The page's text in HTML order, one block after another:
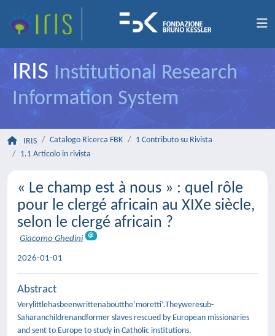
IRIS Institutional Research
Information System
IRIS Catalogo Ricerca FBK
1 Contributo su Rivista
1.1 Articolo in rivista
« Le champ est à nous » : quel rôle
pour le clergé africain au XIXe siècle,
selon le clergé africain ?
Giacomo Ghedini
2026-01-01
Abstract
Verylittlehasbeenwrittenaboutthe‘moretti’.Theyweresub-
Saharanchildrenandformer slaves rescued by European missionaries
and sent to Europe to study in Catholic institutions.